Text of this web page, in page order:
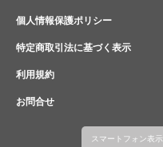
個人情報保護ポリシー
特定商取引法に基づく表示
利用規約
お問合せ
スマートフォン表示